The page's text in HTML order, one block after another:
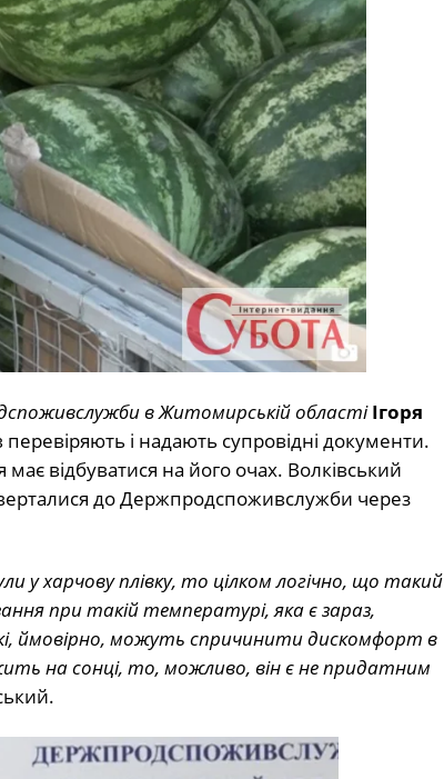
в Житомирській області Ігоря
перевіряють і надають супровідні документи.
відбуватися на його очах. Волківський
до Держпродспоживслужби через
у харчову плівку, то цілком логічно, що такий
при такій температурі, яка є зараз,
ймовірно, можуть спричинити дискомфорт в
на сонці, то, можливо, він є не придатним